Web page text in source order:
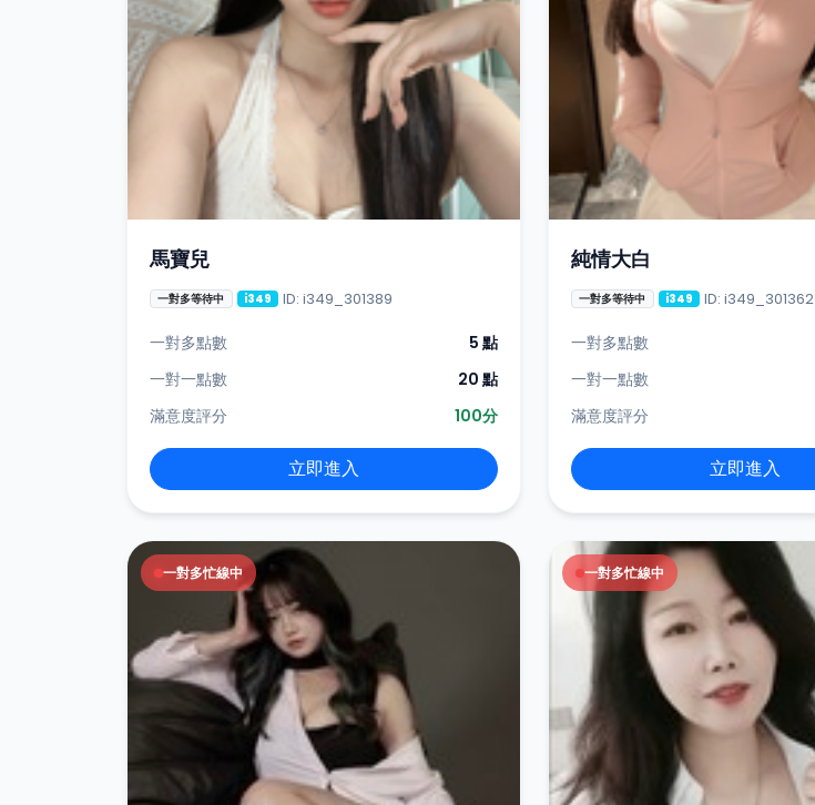
馬寶兒
一對多等待中 i349 ID: i349_301389
一對多點數
5 點
一對一點數
20 點
滿意度評分
100分
立即進入
純情大白
一對多等待中 i349 ID: i349_301362
一對多點數
一對一點數
滿意度評分
立即進入
一對多忙線中 一對多忙線中